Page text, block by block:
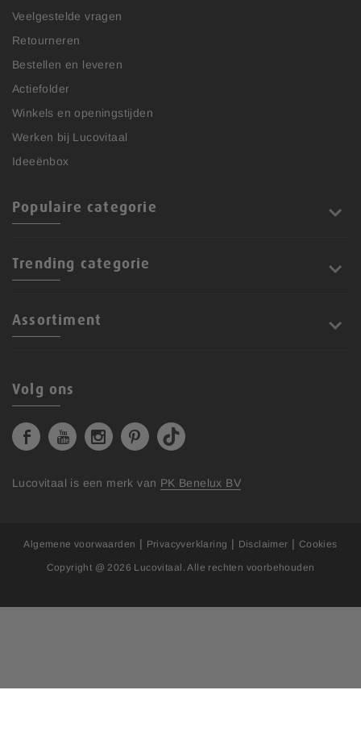
Veelgestelde vragen
Retourneren
Bestellen en leveren
Actiefolder
Winkels en openingstijden
Werken bij Lucovitaal
Ideeënbox
Populaire categorie
Trending categorie
Assortiment
Volg ons
Lucovitaal is een merk van PK Benelux BV
Copyright @ 2026 Lucovitaal . Alle rechten voorbehouden
Algemene voorwaarden | Privacyverklaring | Disclaimer | Cookies